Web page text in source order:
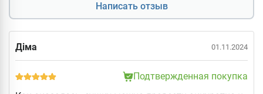
Написать отзыв
Діма 01.11.2024
Подтвержденная покупка